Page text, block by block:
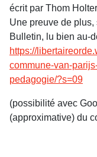
écrit par Thom
Une preuve de
Bulletin, lu bien au-
https://
commune-van-
pedagogie/?s=09
(possibilité avec
(approximative) du